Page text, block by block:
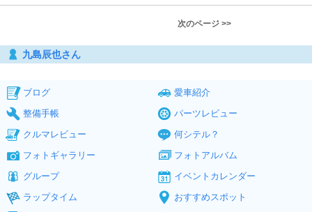
次のページ >>
九島辰也さん
ブログ
愛車紹介
整備手帳
パーツレビュー
クルマレビュー
何シテル？
フォトギャラリー
フォトアルバム
グループ
イベントカレンダー
ラップタイム
おすすめスポット